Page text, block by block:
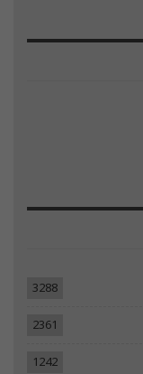
3288
2361
1242